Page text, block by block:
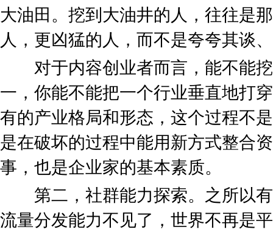
大油田。挖到大油井的人，往往是
人，更凶猛的人，而不是夸夸其谈
对于内容创业者而言，能不能挖
一，你能不能把一个行业垂直地打
有的产业格局和形态，这个过程不
是在破坏的过程中能用新方式整合
事，也是企业家的基本素质。
第二，社群能力探索。之所以有
流量分发能力不见了，世界不再是